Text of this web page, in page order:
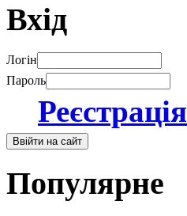
Вхід
Логін
Пароль
Реєстрація
Популярне